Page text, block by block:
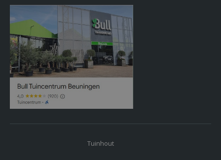
Tuinhout